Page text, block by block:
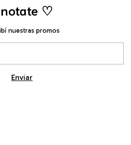
♡
nuestras promos